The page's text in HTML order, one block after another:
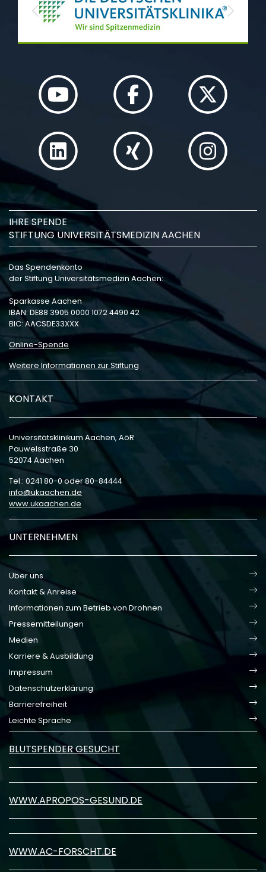
Previous Next
IHRE SPENDE
STIFTUNG UNIVERSITÄTSMEDIZIN AACHEN
Das Spendenkonto
der Stiftung Universitätsmedizin Aachen:
Sparkasse Aachen
IBAN: DE88 3905 0000 1072 4490 42
BIC: AACSDE33XXX
Online-Spende
Weitere Informationen zur Stiftung
KONTAKT
Universitätsklinikum Aachen, AöR
Pauwelsstraße 30
52074 Aachen
Tel.: 0241 80-0 oder 80-84444
info
ukaachen de
www.ukaachen.de
UNTERNEHMEN
Über uns
Kontakt & Anreise
Informationen zum Betrieb von Drohnen
Pressemitteilungen
Medien
Karriere & Ausbildung
Impressum
Datenschutzerklärung
Barrierefreiheit
Leichte Sprache
BLUTSPENDER GESUCHT
WWW.APROPOS-GESUND.DE
WWW.AC-FORSCHT.DE